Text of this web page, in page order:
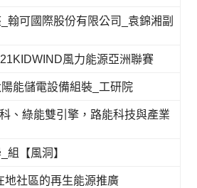
翰可國際股份有限公司_袁錦湘副
風力能源亞洲聯賽
能儲電設備組裝_工研院
、綠能雙引擎，路能科技與產業
組【風洞】
地社區的再生能源推廣